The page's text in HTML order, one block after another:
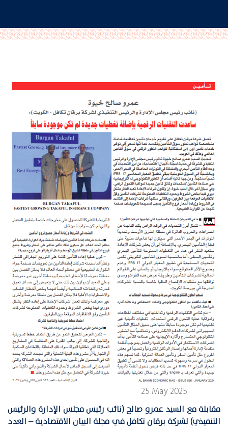
25 May 2025
مقابلة مع السيد عمرو صالح (نائب رئيس مجلس الإدارة والرئيس
التنفيذي) لشركة برقان تكافل في مجلة البيان الاقتصادية – العدد